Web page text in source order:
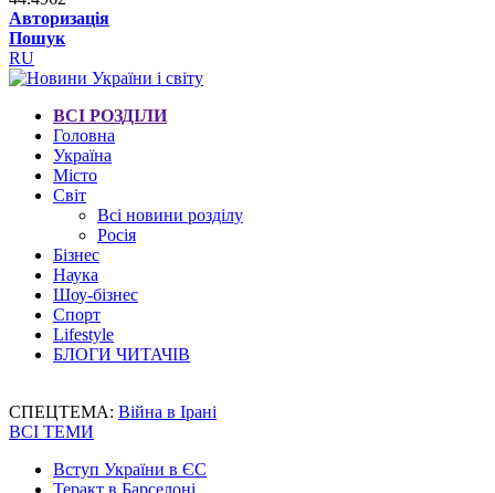
Авторизація
Пошук
RU
ВСІ РОЗДІЛИ
Головна
Україна
Місто
Світ
Всі новини розділу
Росія
Бізнес
Наука
Шоу-бізнес
Спорт
Lifestyle
БЛОГИ ЧИТАЧІВ
СПЕЦТЕМА: Війна в Ірані
ВСІ ТЕМИ
Вступ України в ЄС
Теракт в Барселоні